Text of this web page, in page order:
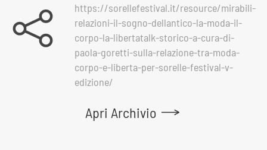
https://sorellefestival.it/resource/mirabili-
relazioni-il-sogno-dellantico-la-moda-il-
corpo-la-libertatalk-storico-a-cura-di-
paola-goretti-sulla-relazione-tra-moda-
corpo-e-liberta-per-sorelle-festival-v-
edizione/
Apri Archivio